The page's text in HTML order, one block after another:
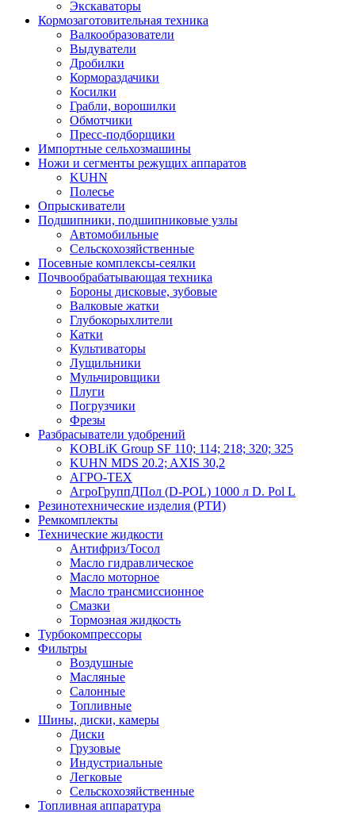
Экскаваторы
Кормозаготовительная техника
Валкообразователи
Выдуватели
Дробилки
Кормораздачики
Косилки
Грабли, ворошилки
Обмотчики
Пресс-подборщики
Импортные сельхозмашины
Ножи и сегменты режущих аппаратов
KUHN
Полесье
Опрыскиватели
Подшипники, подшипниковые узлы
Автомобильные
Сельскохозяйственные
Посевные комплексы-сеялки
Почвообрабатывающая техника
Бороны дисковые, зубовые
Валковые жатки
Глубокорыхлители
Катки
Культиваторы
Лущильники
Мульчировщики
Плуги
Погрузчики
Фрезы
Разбрасыватели удобрений
KOBLiK Group SF 110; 114; 218; 320; 325
KUHN MDS 20.2; AXIS 30,2
АГРО-ТЕХ
АгроГруппДПол (D-POL) 1000 л D. Pol L
Резинотехнические изделия (РТИ)
Ремкомплекты
Технические жидкости
Антифриз/Тосол
Масло гидравлическое
Масло моторное
Масло трансмиссионное
Смазки
Тормозная жидкость
Турбокомпрессоры
Фильтры
Воздушные
Масляные
Салонные
Топливные
Шины, диски, камеры
Диски
Грузовые
Индустриальные
Легковые
Сельскохозяйственные
Топливная аппаратура